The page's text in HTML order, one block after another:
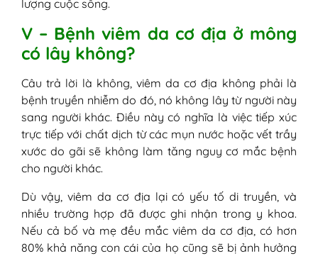
lượng cuộc sống.
V – Bệnh viêm da cơ địa ở mông
có lây không?
Câu trả lời là không, viêm da cơ địa không phải là
bệnh truyền nhiễm do đó, nó không lây từ người này
sang người khác. Điều này có nghĩa là việc tiếp xúc
trực tiếp với chất dịch từ các mụn nước hoặc vết trầy
xước do gãi sẽ không làm tăng nguy cơ mắc bệnh
cho người khác.
Dù vậy, viêm da cơ địa lại có yếu tố di truyền, và
nhiều trường hợp đã được ghi nhận trong y khoa.
Nếu cả bố và mẹ đều mắc viêm da cơ địa, có hơn
80% khả năng con cái của họ cũng sẽ bị ảnh hưởng